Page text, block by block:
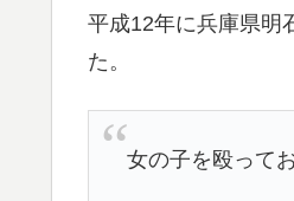
平成12年に兵庫県明
た。
女の子を殴って